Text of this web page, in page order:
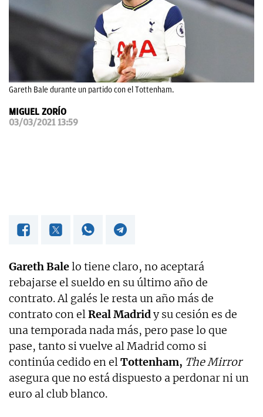
Gareth Bale durante un partido con el Tottenham.
MIGUEL ZORÍO
03/03/2021 13:59
Gareth Balelo tiene claro, no aceptará
rebajarse el sueldo en su último año de
contrato. Al galés le resta un año más de
contrato con elReal Madridy su cesión es de
una temporada nada más, pero pase lo que
pase, tanto si vuelve al Madrid como si
continúa cedido en elTottenham, The Mirror
asegura que no está dispuesto a perdonar ni un
euro al club blanco.